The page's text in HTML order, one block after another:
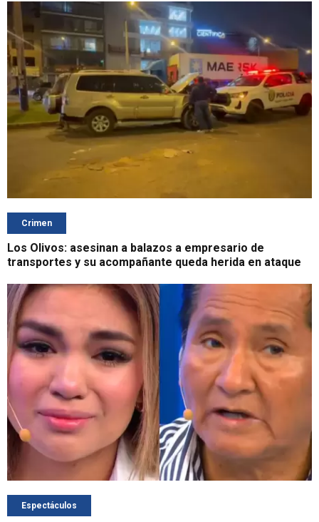
Crimen
Los Olivos: asesinan a balazos a empresario de
transportes y su acompañante queda herida en ataque
Espectáculos